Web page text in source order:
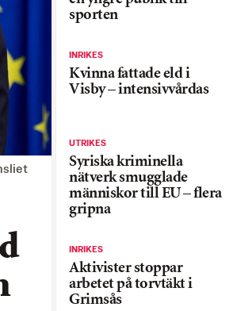
sporten
INRIKES
Kvinna fattade eld i
Visby – intensivvårdas
UTRIKES
Syriska kriminella
nätverk smugglade
människor till EU – flera
gripna
INRIKES
Aktivister stoppar
arbetet på torvtäkt i
Grimsås